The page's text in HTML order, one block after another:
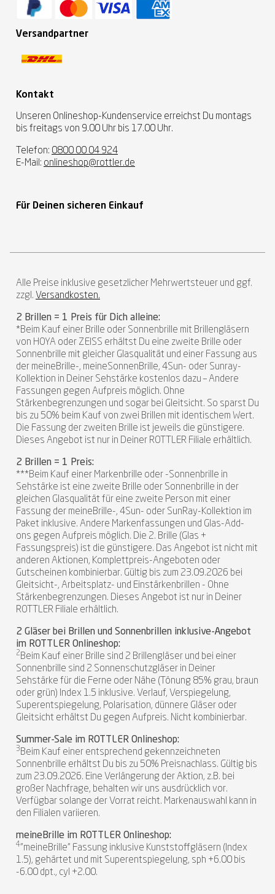
Versandpartner
Kontakt
Unseren Onlineshop-Kundenservice erreichst Du montags
bis freitags von 9.00 Uhr bis 17.00 Uhr.
Telefon: 0800 00 04 924
E-Mail: onlineshop@rottler.de
Für Deinen sicheren Einkauf
Alle Preise inklusive gesetzlicher Mehrwertsteuer und ggf.
zzgl. Versandkosten.
2 Brillen = 1 Preis für Dich alleine:
*Beim Kauf einer Brille oder Sonnenbrille mit Brillengläsern
von HOYA oder ZEISS erhältst Du eine zweite Brille oder
Sonnenbrille mit gleicher Glasqualität und einer Fassung aus
der meineBrille-, meineSonnenBrille, 4Sun- oder Sunray-
Kollektion in Deiner Sehstärke kostenlos dazu – Andere
Fassungen gegen Aufpreis möglich. Ohne
Stärkenbegrenzungen und sogar bei Gleitsicht. So sparst Du
bis zu 50% beim Kauf von zwei Brillen mit identischem Wert.
Die Fassung der zweiten Brille ist jeweils die günstigere.
Dieses Angebot ist nur in Deiner ROTTLER Filiale erhältlich.
2 Brillen = 1 Preis:
***Beim Kauf einer Markenbrille oder -Sonnenbrille in
Sehstärke ist eine zweite Brille oder Sonnenbrille in der
gleichen Glasqualität für eine zweite Person mit einer
Fassung der meineBrille-, 4Sun- oder SunRay-Kollektion im
Paket inklusive. Andere Markenfassungen und Glas-Add-
ons gegen Aufpreis möglich. Die 2. Brille (Glas +
Fassungspreis) ist die günstigere. Das Angebot ist nicht mit
anderen Aktionen, Komplettpreis-Angeboten oder
Gutscheinen kombinierbar. Gültig bis zum 23.09.2026 bei
Gleitsicht-, Arbeitsplatz- und Einstärkenbrillen - Ohne
Stärkenbegrenzungen. Dieses Angebot ist nur in Deiner
ROTTLER Filiale erhältlich.
2 Gläser bei Brillen und Sonnenbrillen inklusive-Angebot
im ROTTLER Onlineshop:
2 Beim Kauf einer Brille sind 2 Brillengläser und bei einer
Sonnenbrille sind 2 Sonnenschutzgläser in Deiner
Sehstärke für die Ferne oder Nähe (Tönung 85% grau, braun
oder grün) Index 1.5 inklusive. Verlauf, Verspiegelung,
Superentspiegelung, Polarisation, dünnere Gläser oder
Gleitsicht erhältst Du gegen Aufpreis. Nicht kombinierbar.
Summer-Sale im ROTTLER Onlineshop:
3 Beim Kauf einer entsprechend gekennzeichneten
Sonnenbrille erhältst Du bis zu 50% Preisnachlass. Gültig bis
zum 23.09.2026. Eine Verlängerung der Aktion, z.B. bei
großer Nachfrage, behalten wir uns ausdrücklich vor.
Verfügbar solange der Vorrat reicht. Markenauswahl kann in
den Filialen variieren.
meineBrille im ROTTLER Onlineshop:
4"meineBrille" Fassung inklusive Kunststoffgläsern (Index
1.5), gehärtet und mit Superentspiegelung, sph +6.00 bis
-6.00 dpt., cyl +2.00.